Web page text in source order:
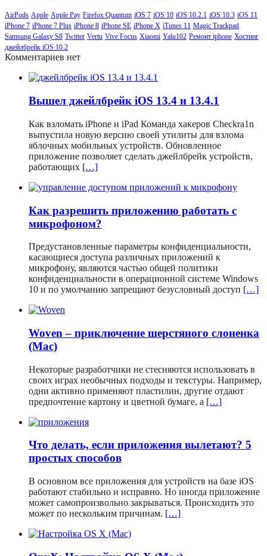
AirPods Apple Apple Pay Firefox Quantum iOS 7 iOS 10 iOS 10.2.1 iOS 10.3 iOS 11
iPhone 7 iPhone 7 Plus iPhone 8 iPhone SE iPhone X iTunes 11 Magic Trackpad
Samsung Galaxy S8 Twitter Vertu Vive Focus Xiaomi Yalu102 Ремонт iphone Хостинг
джейлбрейк iOS 10.2
Комментариев нет
Вышел джейлбрейк iOS 13.4 и 13.4.1
Как взломать iPhone и iPad Команда хакеров Checkra1n
выпустила новую версию своей утилиты для взлома
яблочных мобильных устройств. Обновленное
приложение позволяет сделать джейлбрейк устройств,
работающих […]
Как разрешить приложению работать с
микрофоном?
Предустановленные параметры конфиденциальности,
касающиеся доступа различных приложений к
микрофону, являются частью общей политики
конфиденциальности в операционной системе Windows
10 и по умолчанию запрещают безусловный доступ […]
Woven – приключение шерстяного слоненка
(Mac)
Некоторые разработчики не стесняются использовать в
своих играх необычных подходы и текстуры. Например,
одни активно применяют пластилин, другие отдают
предпочтение картону и цветной бумаге, а […]
Что делать, если приложения вылетают? 5
простых способов
В основном все приложения для устройств на базе iOS
работают стабильно и исправно. Но иногда приложение
может самопроизвольно закрываться. Происходить это
может по нескольким причинам. […]